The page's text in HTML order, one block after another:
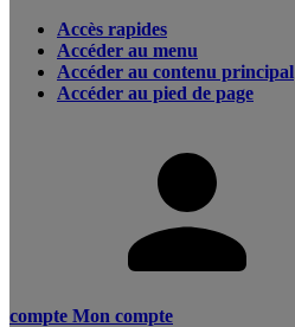
Accès rapides
Accéder au menu
Accéder au contenu principal
Accéder au pied de page
compte Mon compte